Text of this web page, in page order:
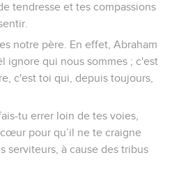
tendresse et tes compassions
notre père. En effet, Abraham
ignore qui nous sommes ; c'est
c'est toi qui, depuis toujours,
tu errer loin de tes voies,
pour qu’il ne te craigne
serviteurs, à cause des tribus